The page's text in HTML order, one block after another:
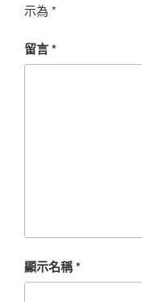
示為 *
留言*
顯示名稱*